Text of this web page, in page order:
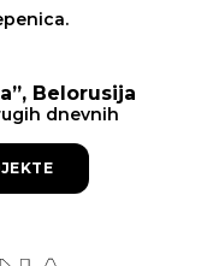
Belorusija
dnevnih